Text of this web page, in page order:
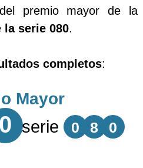
premio mayor de la
la serie 080.
completos:
Mayor
0 serie 0 8 0